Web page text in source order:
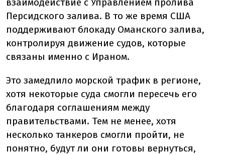
взаимодействие с Управлением пролива
Персидского залива. В то же время США
поддерживают блокаду Оманского залива,
контролируя движение судов, которые
связаны именно с Ираном.
Это замедлило морской трафик в регионе,
хотя некоторые суда смогли пересечь его
благодаря соглашениям между
правительствами. Тем не менее, хотя
несколько танкеров смогли пройти, не
понятно, будут ли они готовы вернуться,